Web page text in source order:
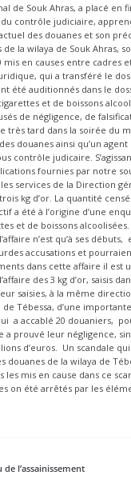
de Souk Ahras, a placé
contrôle judiciaire,
des douanes et son
la wilaya de Souk Ahras,
en causes entre
qui a transféré le
été auditionnés dans le
et de boissons
de négligence, de
très tard dans la soirée
douanes ainsi qu’un
contrôle judicaire.
fournies par notre
services de la Direction
kg d’or. La quantité
a été à l’origine d’une
et de boissons
n’est qu’à ses
accusations et
dans cette affaire il est
des 3 kg d’or, saisis
saisies, à la même
Tébessa, d’une
a accablé 20 douaniers,
a prouvé leur négligence,
d’euros. Un scandale
de la wilaya de
mis en cause dans ce
on été arrêtés par les
l’assainissement